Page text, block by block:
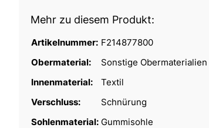
Mehr zu diesem Produkt:
Artikelnummer: F214877800
Obermaterial:
Sonstige Obermaterialien
Innenmaterial:
Textil
Verschluss:
Schnürung
Sohlenmaterial: Gummisohle